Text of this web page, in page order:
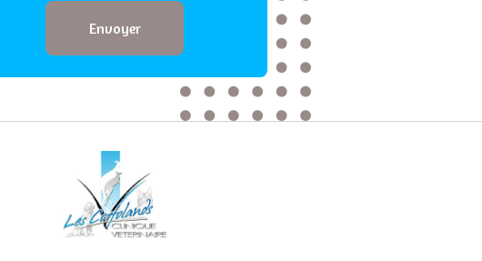
Envoyer